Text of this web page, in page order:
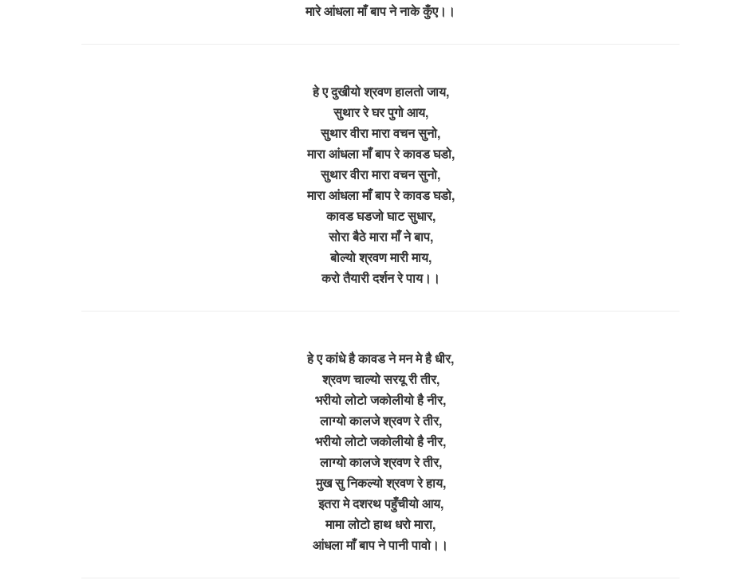
मारे आंधला माँ बाप ने नाके कुँए।।
हे ए दुखीयो श्रवण हालतो जाय,
सुथार रे घर पुगो आय,
सुथार वीरा मारा वचन सुनो,
मारा आंधला माँ बाप रे कावड घडो,
सुथार वीरा मारा वचन सुनो,
मारा आंधला माँ बाप रे कावड घडो,
कावड घडजो घाट सुधार,
सोरा बैठे मारा माँ ने बाप,
बोल्यो श्रवण मारी माय,
करो तैयारी दर्शन रे पाय।।
हे ए कांधे है कावड ने मन मे है धीर,
श्रवण चाल्यो सरयू री तीर,
भरीयो लोटो जकोलीयो है नीर,
लाग्यो कालजे श्रवण रे तीर,
भरीयो लोटो जकोलीयो है नीर,
लाग्यो कालजे श्रवण रे तीर,
मुख सु निकल्यो श्रवण रे हाय,
इतरा मे दशरथ पहुँचीयो आय,
मामा लोटो हाथ धरो मारा,
आंधला माँ बाप ने पानी पावो।।